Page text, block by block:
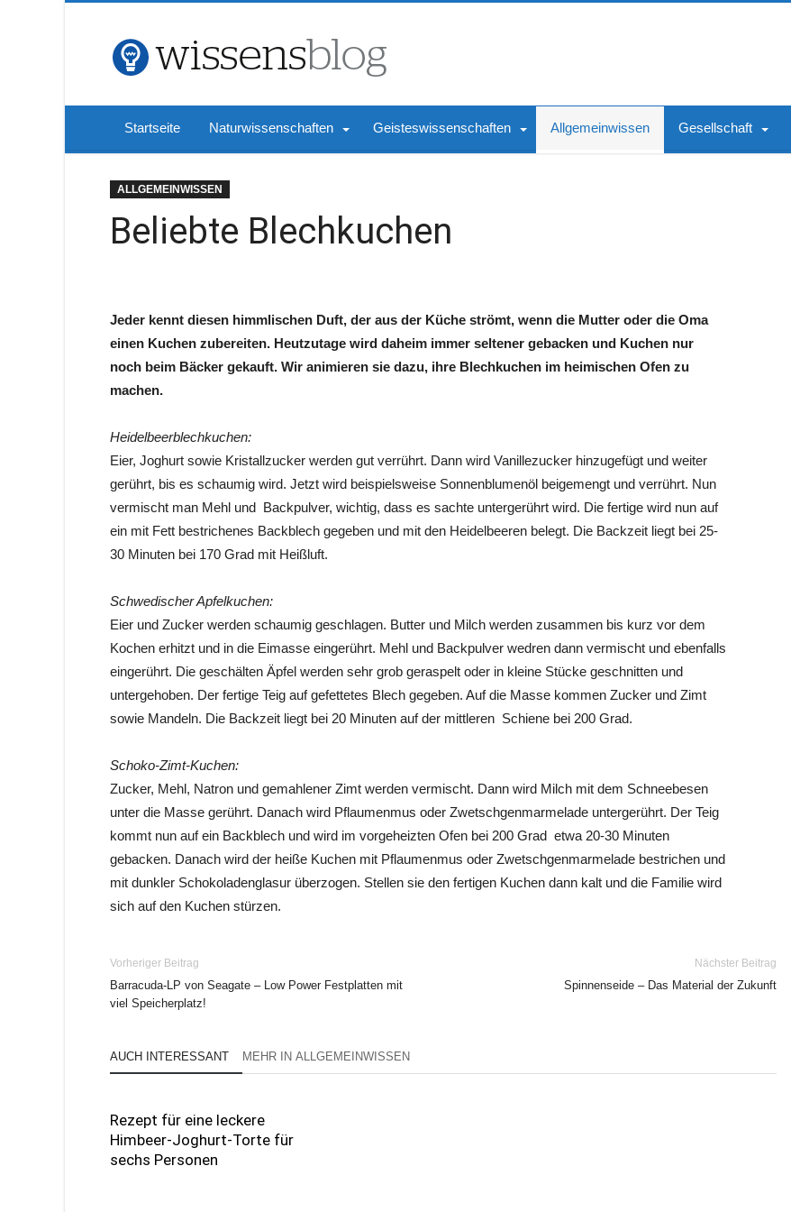
Startseite Naturwissenschaften Geisteswissenschaften Allgemeinwissen Gesellschaft
ALLGEMEINWISSEN
Beliebte Blechkuchen
Jeder kennt diesen himmlischen Duft, der aus der Küche strömt, wenn die Mutter oder die Oma
einen Kuchen zubereiten. Heutzutage wird daheim immer seltener gebacken und Kuchen nur
noch beim Bäcker gekauft. Wir animieren sie dazu, ihre Blechkuchen im heimischen Ofen zu
machen.
Heidelbeerblechkuchen:
Eier, Joghurt sowie Kristallzucker werden gut verrührt. Dann wird Vanillezucker hinzugefügt und weiter
gerührt, bis es schaumig wird. Jetzt wird beispielsweise Sonnenblumenöl beigemengt und verrührt. Nun
vermischt man Mehl und Backpulver, wichtig, dass es sachte untergerührt wird. Die fertige wird nun auf
ein mit Fett bestrichenes Backblech gegeben und mit den Heidelbeeren belegt. Die Backzeit liegt bei 25-
30 Minuten bei 170 Grad mit Heißluft.
Schwedischer Apfelkuchen:
Eier und Zucker werden schaumig geschlagen. Butter und Milch werden zusammen bis kurz vor dem
Kochen erhitzt und in die Eimasse eingerührt. Mehl und Backpulver wedren dann vermischt und ebenfalls
eingerührt. Die geschälten Äpfel werden sehr grob geraspelt oder in kleine Stücke geschnitten und
untergehoben. Der fertige Teig auf gefettetes Blech gegeben. Auf die Masse kommen Zucker und Zimt
sowie Mandeln. Die Backzeit liegt bei 20 Minuten auf der mittleren Schiene bei 200 Grad.
Schoko-Zimt-Kuchen:
Zucker, Mehl, Natron und gemahlener Zimt werden vermischt. Dann wird Milch mit dem Schneebesen
unter die Masse gerührt. Danach wird Pflaumenmus oder Zwetschgenmarmelade untergerührt. Der Teig
kommt nun auf ein Backblech und wird im vorgeheizten Ofen bei 200 Grad etwa 20-30 Minuten
gebacken. Danach wird der heiße Kuchen mit Pflaumenmus oder Zwetschgenmarmelade bestrichen und
mit dunkler Schokoladenglasur überzogen. Stellen sie den fertigen Kuchen dann kalt und die Familie wird
sich auf den Kuchen stürzen.
Vorheriger Beitrag
Barracuda-LP von Seagate – Low Power Festplatten mit
viel Speicherplatz!
Nächster Beitrag
Spinnenseide – Das Material der Zukunft
AUCH INTERESSANT MEHR IN ALLGEMEINWISSEN
Rezept für eine leckere
Himbeer-Joghurt-Torte für
sechs Personen